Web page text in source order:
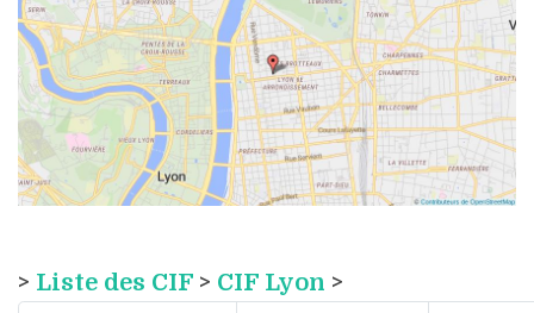
> Liste des CIF > CIF Lyon >